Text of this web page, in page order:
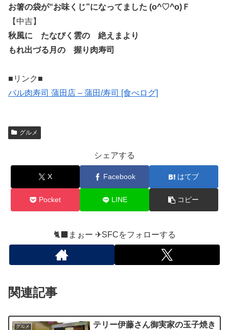
お箸の袋が“お味くじ”になってました (o^♡^o)Ｆ
【中吉】
秋風に たなびく雲の 絶えまより
もれ出づる月の 握り肉寿司
■リンク■
バル肉寿司 蒲田店 – 蒲田/寿司 [食べログ]
グルメ
シェアする
X Facebook はてブ
Pocket LINE コピー
🐈‍⬛まぉー ✈︎SFCをフォローする
関連記事
グルメ
テリー伊藤さん御実家の玉子焼き